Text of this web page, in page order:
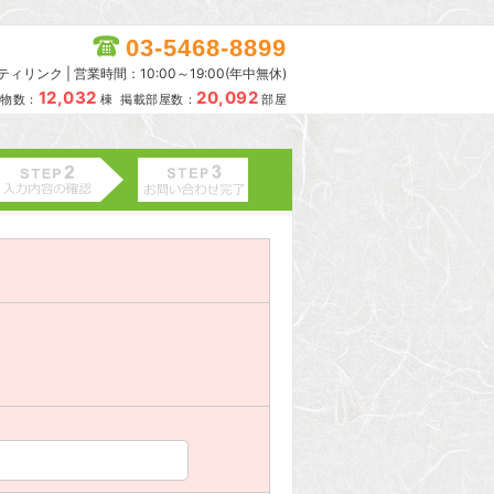
03-5468-8899
ィリンク | 営業時間：10:00～19:00(年中無休)
数： 12,032 棟 掲載部屋数： 20,092 部屋